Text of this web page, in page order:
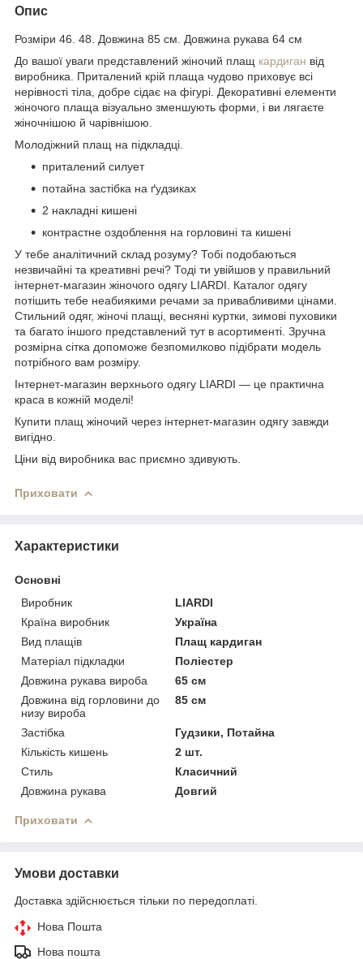
Опис
Розміри 46. 48. Довжина 85 см. Довжина рукава 64 см
До вашої уваги представлений жіночий плащ кардиган від
виробника. Приталений крій плаща чудово приховує всі
нерівності тіла, добре сідає на фігурі. Декоративні елементи
жіночого плаща візуально зменшують форми, і ви лягаєте
жіночнішою й чарівнішою.
Молодіжний плащ на підкладці.
приталений силует
потайна застібка на ґудзиках
2 накладні кишені
контрастне оздоблення на горловині та кишені
У тебе аналітичний склад розуму? Тобі подобаються
незвичайні та креативні речі? Тоді ти увійшов у правильний
інтернет-магазин жіночого одягу LIARDI. Каталог одягу
потішить тебе неабиякими речами за привабливими цінами.
Стильний одяг, жіночі плащі, весняні куртки, зимові пуховики
та багато іншого представлений тут в асортименті. Зручна
розмірна сітка допоможе безпомилково підібрати модель
потрібного вам розміру.
Інтернет-магазин верхнього одягу LIARDI — це практична
краса в кожній моделі!
Купити плащ жіночий через інтернет-магазин одягу завжди
вигідно.
Ціни від виробника вас приємно здивують.
Приховати
Характеристики
Основні
Виробник
LIARDI
Країна виробник
Україна
Вид плащів
Плащ кардиган
Матеріал підкладки
Поліестер
Довжина рукава вироба
65 см
Довжина від горловини до
низу вироба
85 см
Застібка
Гудзики, Потайна
Кількість кишень
2 шт.
Стиль
Класичний
Довжина рукава
Довгий
Приховати
Умови доставки
Доставка здійснюється тільки по передоплаті.
Нова Пошта
Нова пошта